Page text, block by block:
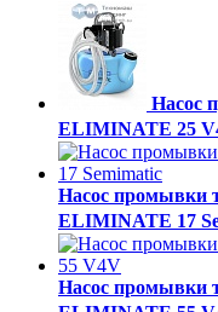
Насос
ELIMINATE 25
Насос промывки
ELIMINATE 17
Насос промывки